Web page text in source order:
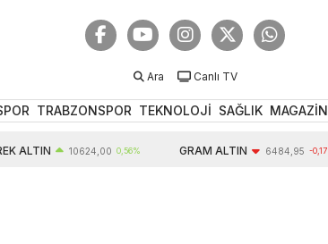
Ara Canlı TV
TRABZONSPOR TEKNOLOJİ SAĞLIK MAGAZİN
10624,00 0,56% GRAM ALTIN 6484,95 -0,17%